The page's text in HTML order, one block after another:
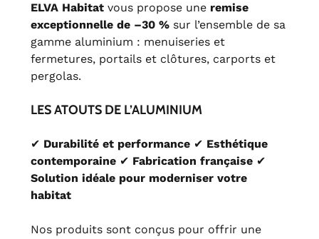
ELVA Habitatvous propose une remise
exceptionnelle de –30 %sur l’ensemble de sa
gamme aluminium : menuiseries et
fermetures, portails et clôtures, carports et
pergolas.
LES ATOUTS DE L’ALUMINIUM
✔ Durabilité et performance✔ Esthétique
contemporaine✔ Fabrication française✔
Solution idéale pour moderniser votre
habitat
Nos produits sont conçus pour offrir une